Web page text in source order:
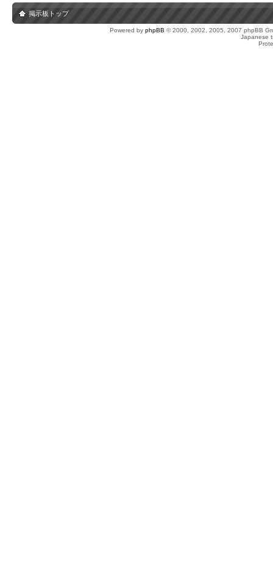
掲示板トップ
Powered by phpBB © 2000, 2002, 2005, 2007 phpBB
Japanese